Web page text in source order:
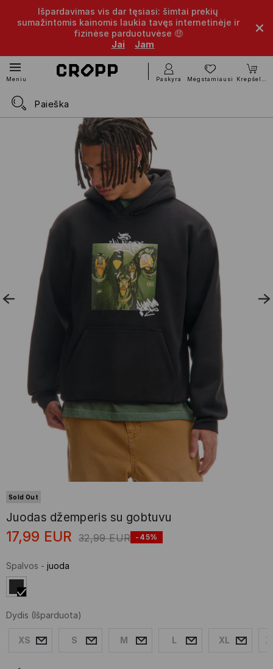
Išpardavimas vis dar tęsiasi: šimtai prekių
sumažintomis kainomis laukia tavęs internetinėje ir
fizinėse parduotuvėse 🤑
Jai
Jam
Meniu Paskyra Mėgstamiausi Krepšelis
Sold Out
Juodas džemperis su gobtuvu
17,99 EUR 32,99 EUR -45%
Spalvos - juoda
Dydis (Išparduota)
XS S M L XL